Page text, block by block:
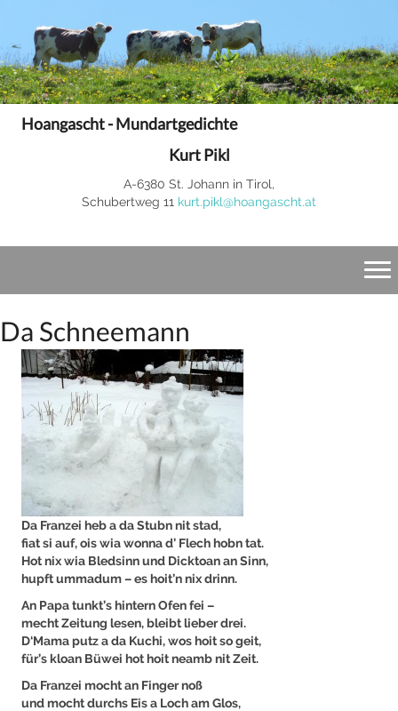
Hoangascht - Mundartgedichte
Kurt Pikl
A-6380 St. Johann in Tirol,
Schubertweg 11 kurt.pikl@hoangascht.at
Da Schneemann
Da Franzei heb a da Stubn nit stad,
fiat si auf, ois wia wonna d’ Flech hobn tat.
Hot nix wia Bledsinn und Dicktoan an Sinn,
hupft ummadum – es hoit’n nix drinn.
An Papa tunkt’s hintern Ofen fei –
mecht Zeitung lesen, bleibt lieber drei.
D‘Mama putz a da Kuchi, wos hoit so geit,
für’s kloan Büwei hot hoit neamb nit Zeit.
Da Franzei mocht an Finger noß
und mocht durchs Eis a Loch am Glos,